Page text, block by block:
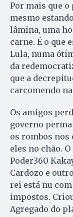
Por mais que
mesmo
lâmina, uma
carne. É o que
Lula, numa
da
que a
carcomendo
Os amigos
governo
os rombos nos
eles no chão.
Poder360
Cardozo e
rei está nu
impostos.
Agregado do